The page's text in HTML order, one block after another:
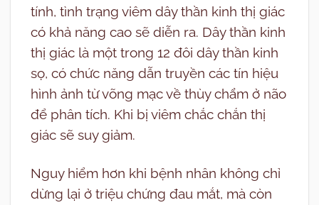
tính, tình trạng viêm dây thần kinh thị giác
có khả năng cao sẽ diễn ra. Dây thần kinh
thị giác là một trong 12 đôi dây thần kinh
sọ, có chức năng dẫn truyền các tín hiệu
hình ảnh từ võng mạc về thùy chẩm ở não
để phân tích. Khi bị viêm chắc chắn thị
giác sẽ suy giảm.
Nguy hiểm hơn khi bệnh nhân không chỉ
dừng lại ở triệu chứng đau mắt, mà còn